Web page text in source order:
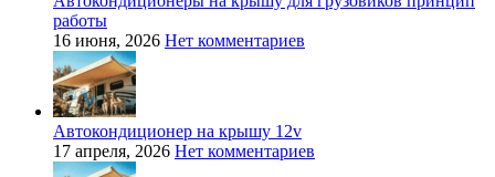
работы
16 июня, 2026 Нет комментариев
Автокондиционер на крышу 12v
17 апреля, 2026 Нет комментариев